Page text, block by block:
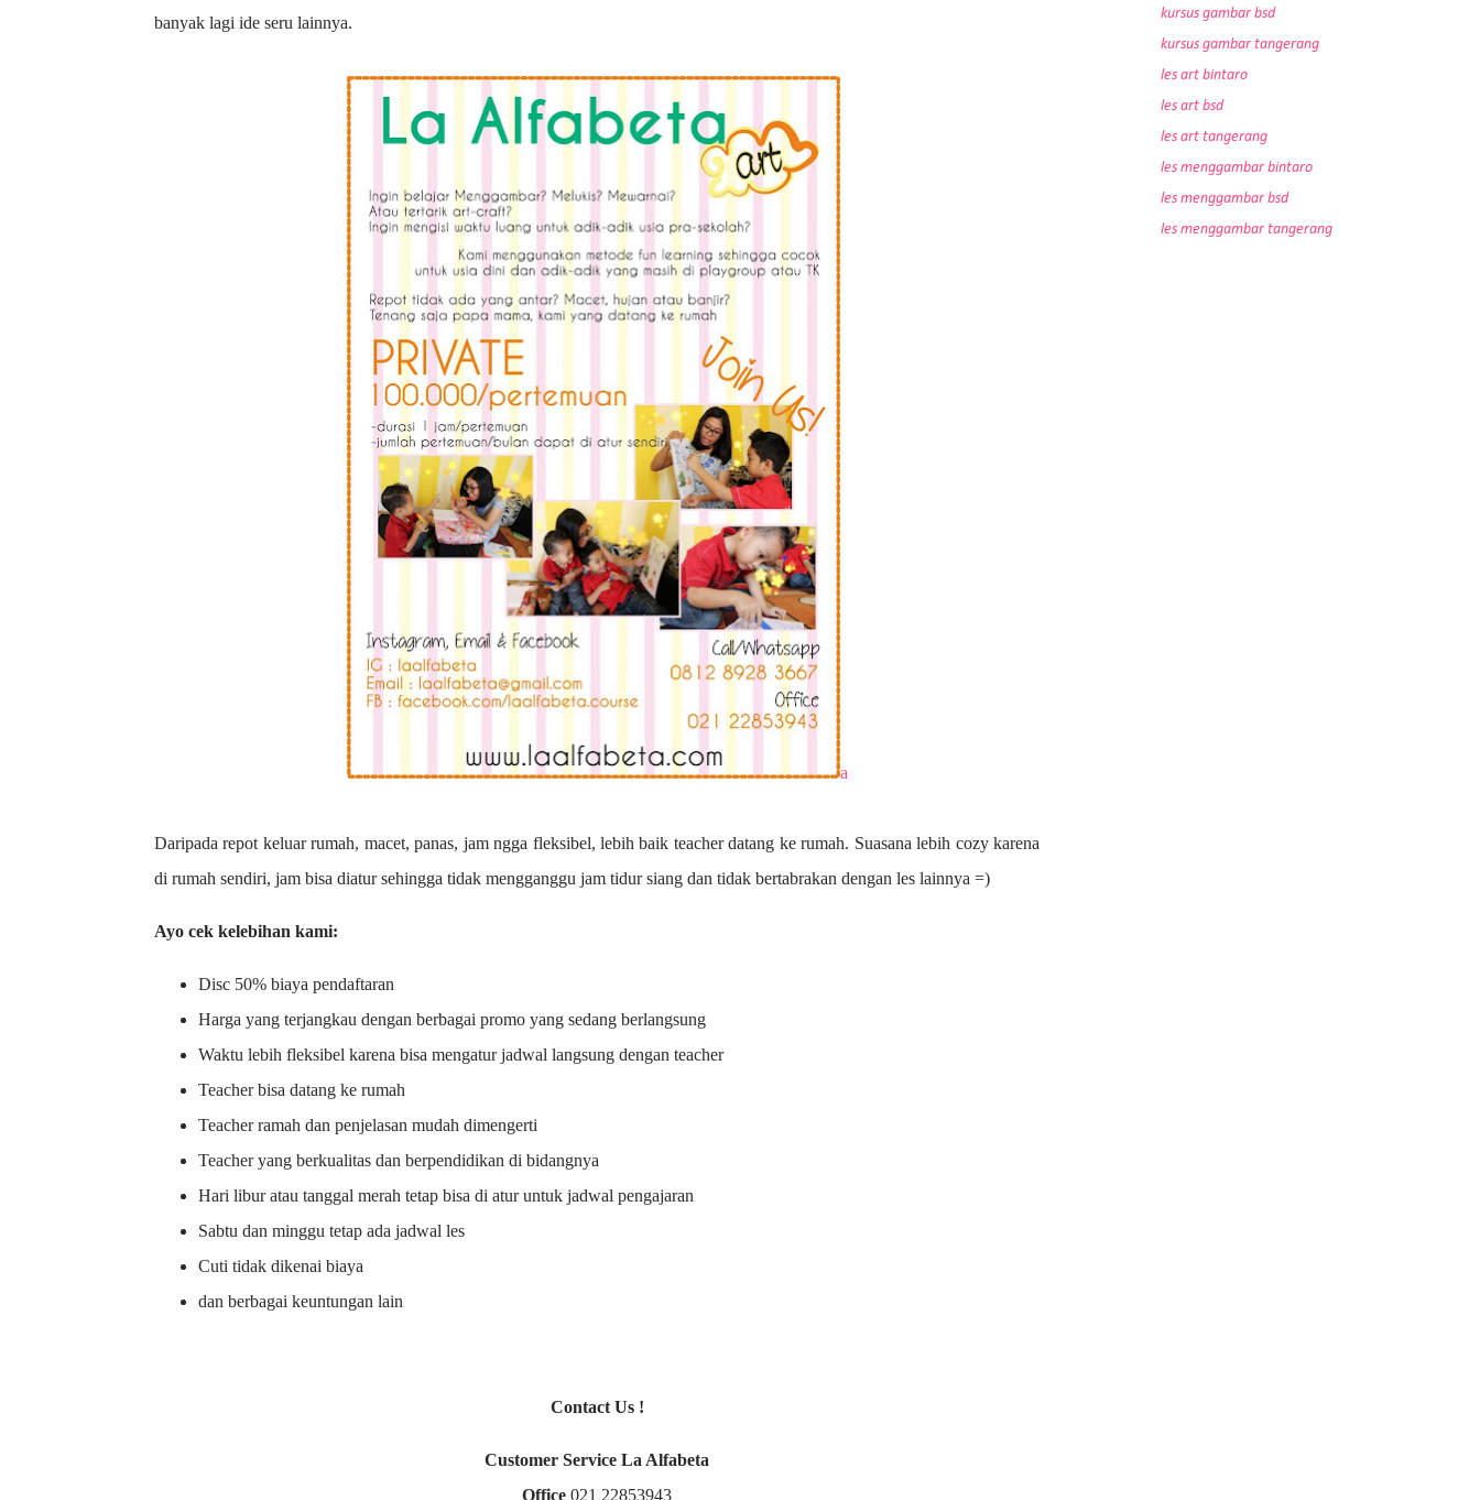
banyak lagi ide seru lainnya.
a
Daripada repot keluar rumah, macet, panas, jam ngga fleksibel, lebih baik teacher datang ke rumah. Suasana lebih cozy karena
di rumah sendiri, jam bisa diatur sehingga tidak mengganggu jam tidur siang dan tidak bertabrakan dengan les lainnya =)
Ayo cek kelebihan kami:
Disc 50% biaya pendaftaran
Harga yang terjangkau dengan berbagai promo yang sedang berlangsung
Waktu lebih fleksibel karena bisa mengatur jadwal langsung dengan teacher
Teacher bisa datang ke rumah
Teacher ramah dan penjelasan mudah dimengerti
Teacher yang berkualitas dan berpendidikan di bidangnya
Hari libur atau tanggal merah tetap bisa di atur untuk jadwal pengajaran
Sabtu dan minggu tetap ada jadwal les
Cuti tidak dikenai biaya
dan berbagai keuntungan lain
Contact Us !
Customer Service La Alfabeta
Office 021 22853943
kursus gambar bsd
kursus gambar tangerang
les art bintaro
les art bsd
les art tangerang
les menggambar bintaro
les menggambar bsd
les menggambar tangerang